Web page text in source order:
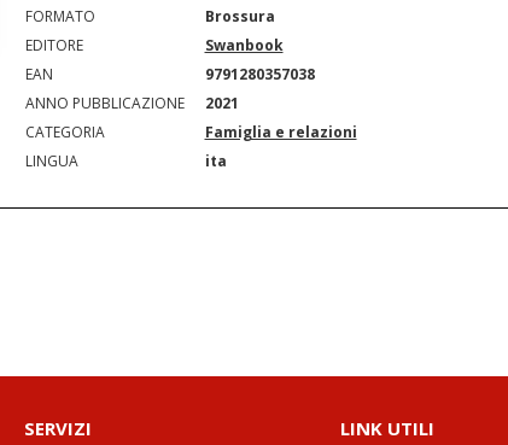
FORMATO
Brossura
EDITORE
Swanbook
EAN
9791280357038
ANNO PUBBLICAZIONE
2021
CATEGORIA
Famiglia e relazioni
LINGUA
ita
SERVIZI LINK UTILI